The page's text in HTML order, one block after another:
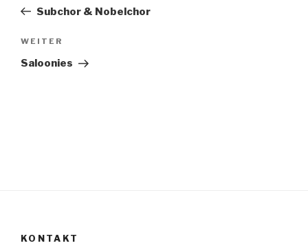
Beitrag
Subchor & Nobelchor
Nächster
Beitrag
WEITER
Saloonies
KONTAKT